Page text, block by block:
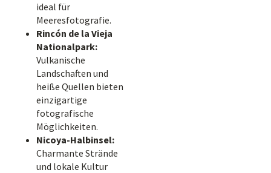
ideal für
Meeresfotografie.
Rincón de la Vieja
Nationalpark:
Vulkanische
Landschaften und
heiße Quellen bieten
einzigartige
fotografische
Möglichkeiten.
Nicoya-Halbinsel:
Charmante Strände
und lokale Kultur